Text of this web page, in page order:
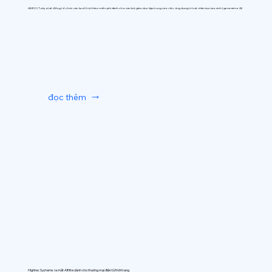
AIUEO (Tokyo) sẽ đồng tổ chức các buổi hội thảo miễn phí dành cho cán bộ giáo dục tập trung vào việc ứng dụng trí tuệ nhân tạo tạo sinh (generative AI)
đọc thêm
Hightec Systems ra mắt AIfitte dành cho thương mại điện tử thời trang